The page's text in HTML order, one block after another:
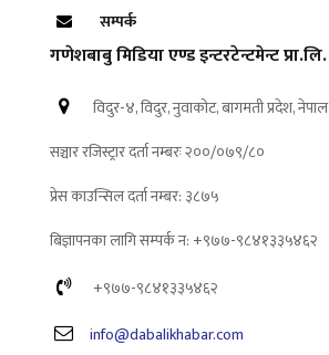
सम्पर्क
गणेशबाबु मिडिया एण्ड इन्टरटेन्टमेन्ट प्रा.लि.
विदुर-४, विदुर, नुवाकोट, बागमती प्रदेश, नेपाल
सञ्चार रजिस्ट्रार दर्ता नम्बरः २००/०७९/८०
प्रेस काउन्सिल दर्ता नम्बर: ३८७५
बिज्ञापनका लागि सम्पर्क न: +९७७-९८४१३३५४६२
+९७७-९८४१३३५४६२
info@dabalikhabar.com